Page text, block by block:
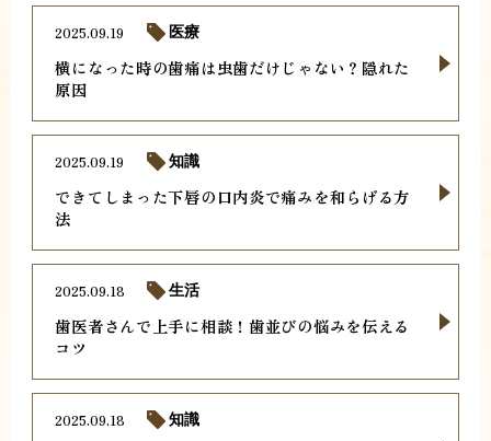
横になった時の歯痛は虫歯だけじゃない？隠れた
原因
2025.09.19 医療
できてしまった下唇の口内炎で痛みを和らげる方
法
2025.09.19 知識
歯医者さんで上手に相談！歯並びの悩みを伝える
コツ
2025.09.18 生活
2025.09.18 知識